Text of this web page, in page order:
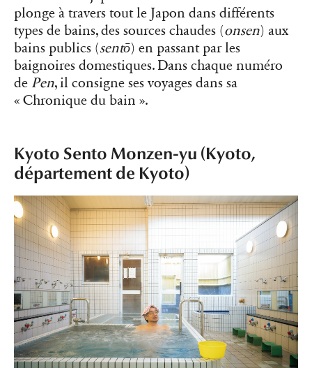
plonge à travers tout le Japon dans différents
types de bains, des sources chaudes (onsen) aux
bains publics (sentō) en passant par les
baignoires domestiques. Dans chaque numéro
de Pen, il consigne ses voyages dans sa
« Chronique du bain ».
Kyoto Sento Monzen-yu (Kyoto,
département de Kyoto)